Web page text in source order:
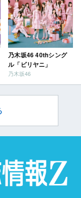
乃木坂46 40thシング
ル「ビリヤニ」
乃木坂46